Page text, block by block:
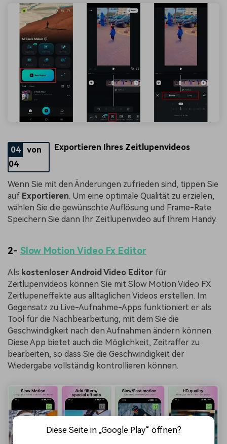
04
von
04
Exportieren Ihres Zeitlupenvideos
Wenn Sie mit den Änderungen zufrieden sind, tippen Sie
auf Exportieren. Um eine optimale Qualität zu erzielen,
wählen Sie die gewünschte Auflösung und Frame-Rate.
Speichern Sie dann Ihr Zeitlupenvideo auf Ihrem Handy.
2- Slow Motion Video Fx Editor
Als kostenloser Android Video Editor für
Zeitlupenvideos können Sie mit Slow Motion Video FX
Zeitlupeneffekte aus alltäglichen Videos erstellen. Im
Gegensatz zu Live-Aufnahme-Apps funktioniert er als
Tool für die Nachbearbeitung, mit dem Sie die
Geschwindigkeit nach den Aufnahmen ändern können.
Diese App bietet auch die Möglichkeit, Zeitraffer zu
bearbeiten, so dass Sie die Geschwindigkeit der
Wiedergabe vollständig kontrollieren können.
Diese Seite in „Google Play“ öffnen?